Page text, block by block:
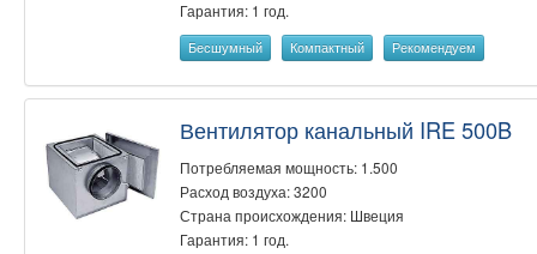
Гарантия: 1 год.
Бесшумный Компактный Рекомендуем
Вентилятор канальный IRE 500B
Потребляемая мощность: 1.500
Расход воздуха: 3200
Страна происхождения: Швеция
Гарантия: 1 год.